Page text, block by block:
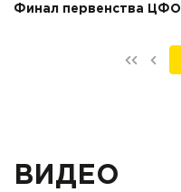
Финал первенства ЦФО
ВИДЕО